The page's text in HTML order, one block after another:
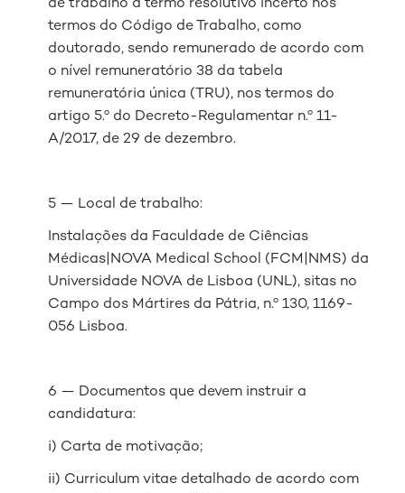
de trabalho a termo resolutivo incerto nos
termos do Código de Trabalho, como
doutorado, sendo remunerado de acordo com
o nível remuneratório 38 da tabela
remuneratória única (TRU), nos termos do
artigo 5.º do Decreto-Regulamentar n.º 11-
A/2017, de 29 de dezembro.
5 — Local de trabalho:
Instalações da Faculdade de Ciências
Médicas|NOVA Medical School (FCM|NMS) da
Universidade NOVA de Lisboa (UNL), sitas no
Campo dos Mártires da Pátria, n.º 130, 1169-
056 Lisboa.
6 — Documentos que devem instruir a
candidatura:
i) Carta de motivação;
ii) Curriculum vitae detalhado de acordo com